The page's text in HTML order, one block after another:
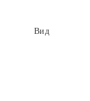
Вид